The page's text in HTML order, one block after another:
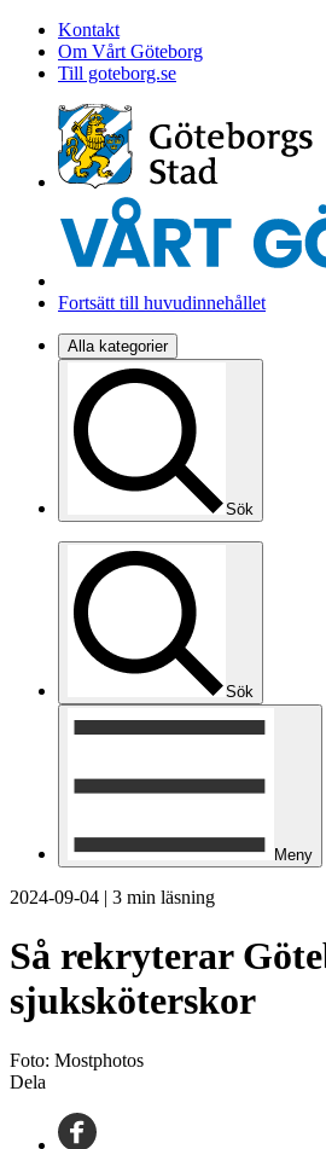
Kontakt
Om Vårt Göteborg
Till goteborg.se
Fortsätt till huvudinnehållet
Alla kategorier
Sök
Sök
Meny
2024-09-04 | 3 min läsning
Så rekryterar
sjuksköterskor
Foto: Mostphotos
Dela